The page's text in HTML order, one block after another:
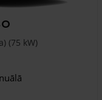
(75 kW)